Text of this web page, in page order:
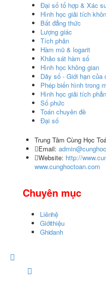
Đại số tổ hợp & Xác
Hình học giải tích
Bất đẳng thức
Lượng giác
Tích phân
Hàm mũ & logarit
Khảo sát hàm số
Hình học không gian
Dãy số - Giới hạn của
Phép biến hình trong
Hình học giải tích
Số phức
Toán chuyên đề
Đại số
Trung Tâm Cùng Học
Email:
Website: http://
www.cunghoctoan.com
Chuyên mục
Liên hệ
Giới thiệu
Ghi danh